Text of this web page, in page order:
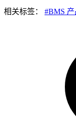
相关标签： #BMS